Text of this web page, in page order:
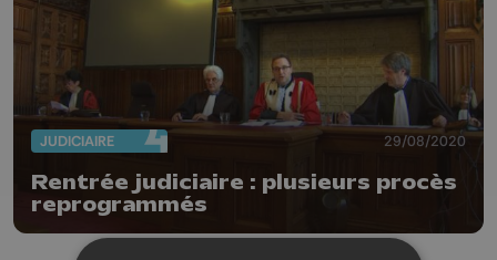
JUDICIAIRE 29/08/2020
Rentrée judiciaire : plusieurs procès
reprogrammés